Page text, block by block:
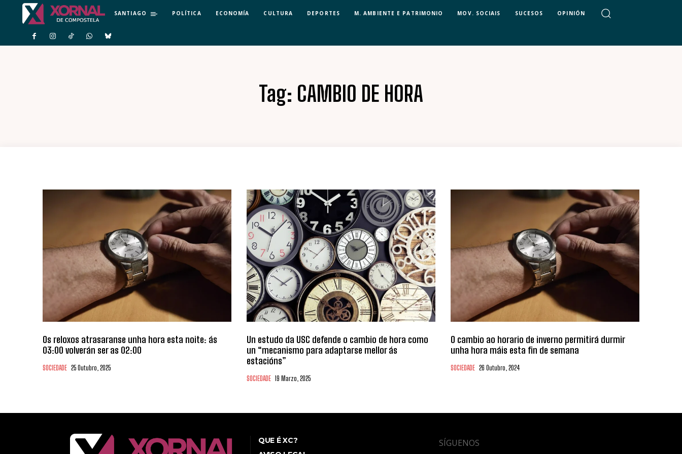
SANTIAGO POLÍTICA ECONOMÍA CULTURA DEPORTES M. AMBIENTE E PATRIMONIO MOV. SOCIAIS SUCESOS OPINIÓN
Tag: CAMBIO DE HORA
Os reloxos atrasaranse unha hora esta noite: ás
03:00 volverán ser as 02:00
SOCIEDADE 25 Outubro, 2025
Un estudo da USC defende o cambio de hora como
un “mecanismo para adaptarse mellor ás
estacións”
SOCIEDADE 19 Marzo, 2025
O cambio ao horario de inverno permitirá durmir
unha hora máis esta fin de semana
SOCIEDADE 26 Outubro, 2024
QUE É XC?
SÍGUENOS